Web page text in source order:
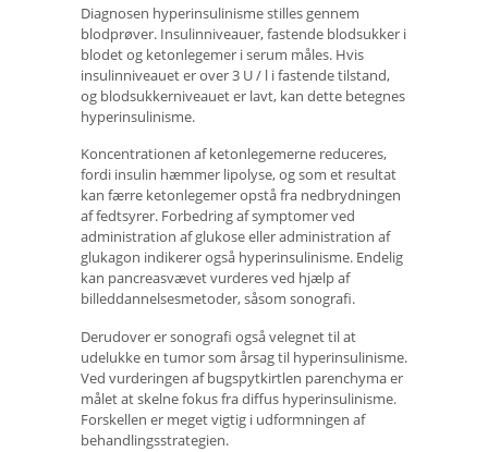
Diagnosen hyperinsulinisme stilles gennem
blodprøver. Insulinniveauer, fastende blodsukker i
blodet og ketonlegemer i serum måles. Hvis
insulinniveauet er over 3 U / l i fastende tilstand,
og blodsukkerniveauet er lavt, kan dette betegnes
hyperinsulinisme.
Koncentrationen af ​​ketonlegemerne reduceres,
fordi insulin hæmmer lipolyse, og som et resultat
kan færre ketonlegemer opstå fra nedbrydningen
af ​​fedtsyrer. Forbedring af symptomer ved
administration af glukose eller administration af
glukagon indikerer også hyperinsulinisme. Endelig
kan pancreasvævet vurderes ved hjælp af
billeddannelsesmetoder, såsom sonografi.
Derudover er sonografi også velegnet til at
udelukke en tumor som årsag til hyperinsulinisme.
Ved vurderingen af ​​bugspytkirtlen parenchyma er
målet at skelne fokus fra diffus hyperinsulinisme.
Forskellen er meget vigtig i udformningen af ​​
behandlingsstrategien.